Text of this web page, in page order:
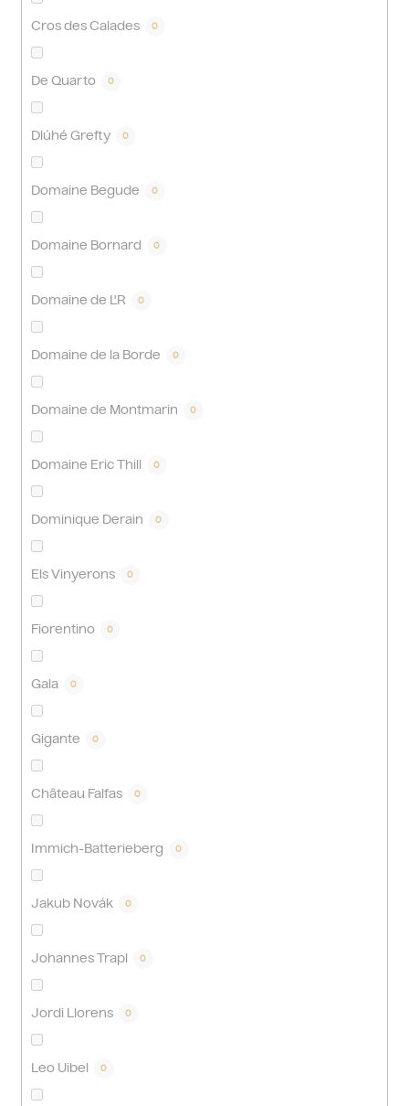
Cros des Calades 0
De Quarto 0
Dlúhé Grefty 0
Domaine Begude 0
Domaine Bornard 0
Domaine de L'R 0
Domaine de la Borde 0
Domaine de Montmarin 0
Domaine Eric Thill 0
Dominique Derain 0
Els Vinyerons 0
Fiorentino 0
Gala 0
Gigante 0
Château Falfas 0
Immich-Batterieberg 0
Jakub Novák 0
Johannes Trapl 0
Jordi Llorens 0
Leo Uibel 0